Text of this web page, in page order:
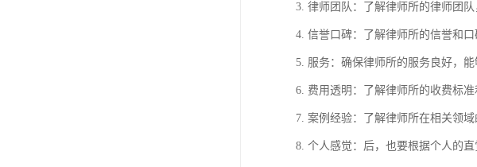
3. 律师团队：了解律师所的律师团
4. 信誉口碑：了解律师所的信誉和
5. 服务：确保律师所的服务良好，
6. 费用透明：了解律师所的收费标
7. 案例经验：了解律师所在相关领
8. 个人感觉：后，也要根据个人的